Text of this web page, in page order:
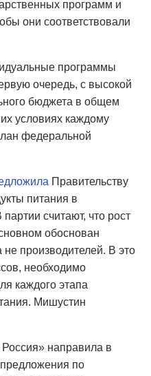
программ и
они соответствовали
программы
очередь, с высокой
бюджета в общем
условиях каждому
федеральной
Правительству
питания в
считают, что рост
обоснован
производителей. В это
необходимо
каждого этапа
Мишустин
направила в
по